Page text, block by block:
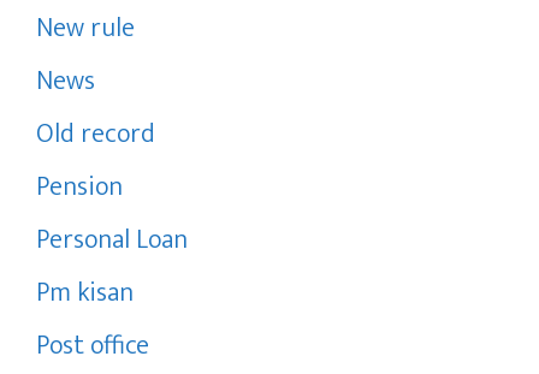
New rule
News
Old record
Pension
Personal Loan
Pm kisan
Post office